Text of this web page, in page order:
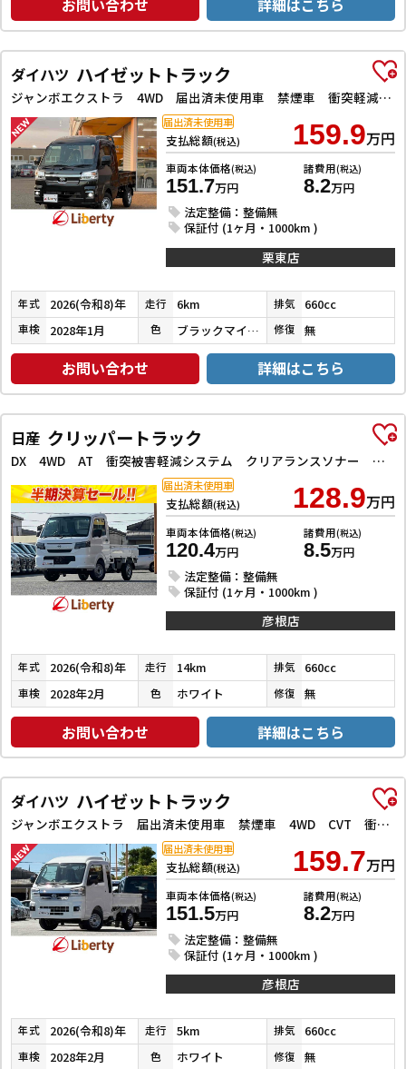
お問い合わせ 詳細はこちら
ダイハツ ハイゼットトラック
ジャンボエクストラ 4WD 届出済未使用車 禁煙車 衝突軽減B LEDヘッドライト フォグライト スマートキー プッシュスタート アイドリングストップ 障害物センサー
支払総額(税込) 159.9万円
車両本体価格(税込)
151.7万円
諸費用(税込)
8.2万円
法定整備：整備無
保証付 (1ヶ月・1000km )
届出済未使用車
栗東店
年式 2026(令和8)年 走行 6km 排気 660cc
車検 2028年1月 色 ブラックマイカメタリック 修復 無
お問い合わせ 詳細はこちら
日産 クリッパートラック
DX 4WD AT 衝突被害軽減システム クリアランスソナー レーンアシスト キーレスエントリー アイドリングストップ オートライト ESC エアコン パワーウィンドウ 運転席エアバッグ
支払総額(税込) 128.9万円
車両本体価格(税込)
120.4万円
諸費用(税込)
8.5万円
法定整備：整備無
保証付 (1ヶ月・1000km )
届出済未使用車
彦根店
年式 2026(令和8)年 走行 14km 排気 660cc
車検 2028年2月 色 ホワイト 修復 無
お問い合わせ 詳細はこちら
ダイハツ ハイゼットトラック
ジャンボエクストラ 届出済未使用車 禁煙車 4WD CVT 衝突被害軽減システム クリアランスソナー スマートキー アイドリングストップ 電動格納ミラー ESC エアコン パワーステアリング パワーウィンドウ
支払総額(税込) 159.7万円
車両本体価格(税込)
151.5万円
諸費用(税込)
8.2万円
法定整備：整備無
保証付 (1ヶ月・1000km )
届出済未使用車
彦根店
年式 2026(令和8)年 走行 5km 排気 660cc
車検 2028年2月 色 ホワイト 修復 無